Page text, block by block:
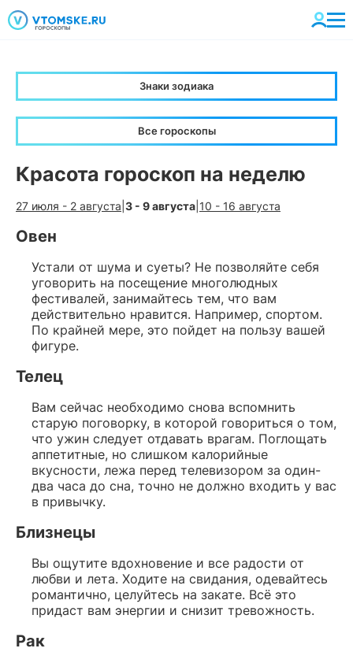
Знаки зодиака
Красота гороскоп на неделю
27 июля - 2 августа 3 - 9 августа 10 - 16 августа
Овен
Устали от шума и суеты? Не позволяйте себя
уговорить на посещение многолюдных
фестивалей, занимайтесь тем, что вам
действительно нравится. Например, спортом.
По крайней мере, это пойдет на пользу вашей
фигуре.
Телец
Вам сейчас необходимо снова вспомнить
старую поговорку, в которой говориться о том,
что ужин следует отдавать врагам. Поглощать
аппетитные, но слишком калорийные
вкусности, лежа перед телевизором за один-
два часа до сна, точно не должно входить у вас
в привычку.
Близнецы
Вы ощутите вдохновение и все радости от
любви и лета. Ходите на свидания, одевайтесь
романтично, целуйтесь на закате. Всё это
придаст вам энергии и снизит тревожность.
Рак
Все гороскопы